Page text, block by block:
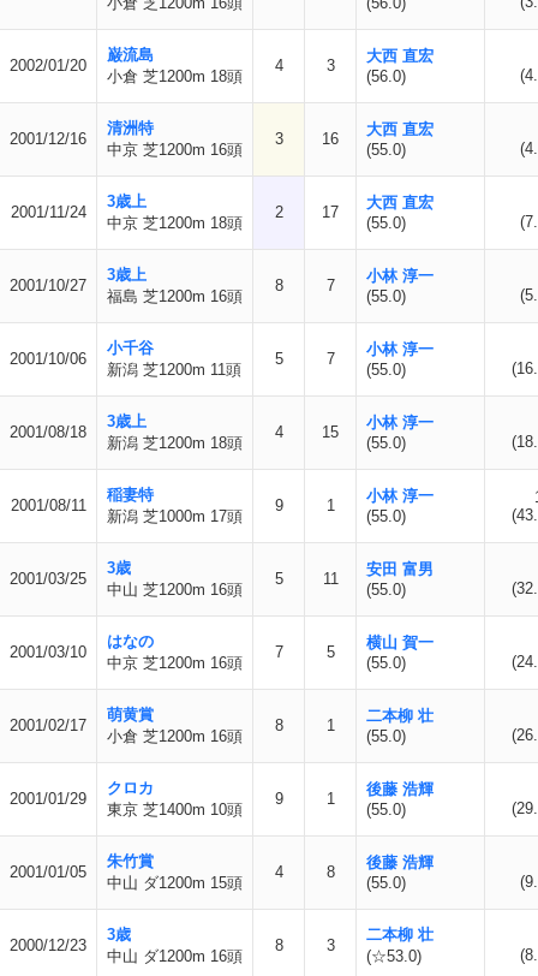
2002/01/20
巌流島
小倉 芝1200m 18頭
4 3
大西 直宏
(56.0)
2001/12/16
清洲特
中京 芝1200m 16頭
3 16
大西 直宏
(55.0)
2001/11/24
3歳上
中京 芝1200m 18頭
2 17
大西 直宏
(55.0)
2001/10/27
3歳上
福島 芝1200m 16頭
8 7
小林 淳一
(55.0)
2001/10/06
小千谷
新潟 芝1200m 11頭
5 7
小林 淳一
(55.0)
2001/08/18
3歳上
新潟 芝1200m 18頭
4 15
小林 淳一
(55.0)
2001/08/11
稲妻特
新潟 芝1000m 17頭
9 1
小林 淳一
(55.0)
2001/03/25
3歳
中山 芝1200m 16頭
5 11
安田 富男
(55.0)
2001/03/10
はなの
中京 芝1200m 16頭
7 5
横山 賀一
(55.0)
2001/02/17
萌黄賞
小倉 芝1200m 16頭
8 1
二本柳 壮
(55.0)
2001/01/29
クロカ
東京 芝1400m 10頭
9 1
後藤 浩輝
(55.0)
2001/01/05
朱竹賞
中山 ダ1200m 15頭
4 8
後藤 浩輝
(55.0)
2000/12/23
3歳
中山 ダ1200m 16頭
8 3
二本柳 壮
(☆53.0)